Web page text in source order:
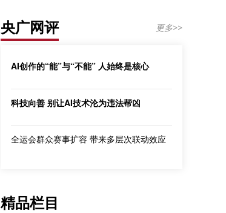
央广网评 更多>>
AI创作的“能”与“不能” 人始终是核心
科技向善 别让AI技术沦为违法帮凶
全运会群众赛事扩容 带来多层次联动效应
精品栏目